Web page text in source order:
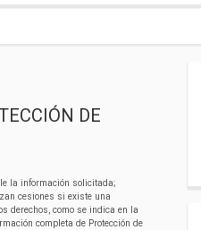
DE
la información solicitada;
cesiones si existe una
derechos, como se indica en la
completa de Protección de